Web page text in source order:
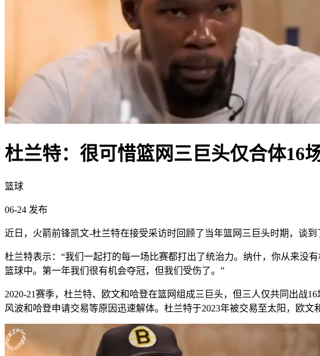
杜兰特：很可惜篮网三巨头仅合体16
篮球
06-24 发布
近日，火箭前锋凯文-杜兰特在接受采访时回顾了当年篮网三巨头时期，谈到
杜兰特表示：“我们一起打的每一场比赛都打出了统治力。纳什，你从来没
篮球中。第一年我们很有机会夺冠，但我们受伤了。”
2020-21赛季，杜兰特、欧文和哈登在篮网组成三巨头，但三人仅共同出战
风波和哈登申请交易等原因迅速解体。杜兰特于2023年被交易至太阳，欧文